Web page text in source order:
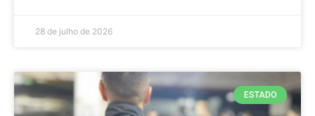
28 de julho de 2026
ESTADO